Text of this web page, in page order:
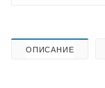
ОПИСАНИЕ